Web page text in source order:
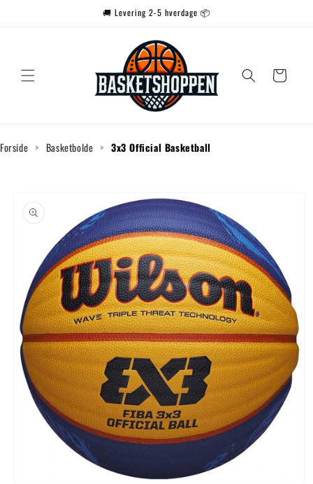
🚚 Levering 2-5 hverdage 📦
Indkøbskurv
Forside > Basketbolde > 3x3 Official Basketball